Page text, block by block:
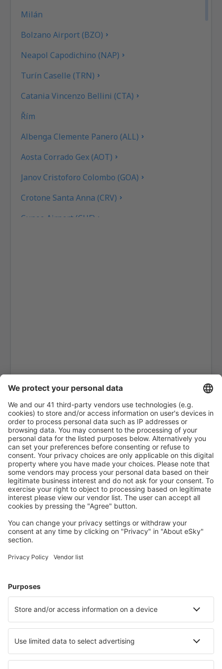
Milán
Bolzano Airport (BZO)
Neapol Capodichino (NAP)
Turín Caselle (TRN)
Catania Vincenzo Bellini (CTA)
Řím
Albenga Clemente Panero (ALL)
Aosta Corrado Gex (AOT)
Janov Cristoforo Colombo (GOA)
Crotone Santa Anna (CRV)
Cuneo Airport (CUF)
Milán
Forli Luigi Ridolfi (FRL)
Milán
Benátky
Elba Marina di Campo (EBA)
Olbia Costa Smeralda (OLB)
Palermo Punta Raisi (PMO)
Pantelleria Airport (PNL)
Brindisi Papola Casale (BDS)
Parma Intl Airport (PMF)
Pisa Galileo Galilei (PSA)
Reggio di Calabria Airport (REG)
Terst Ronchi dei Legionari (TRS)